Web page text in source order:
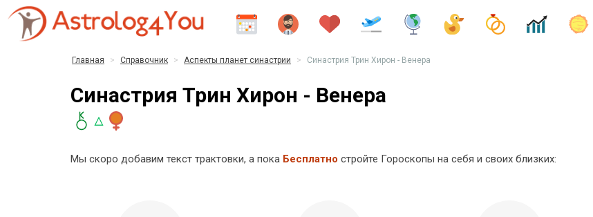
Главная Справочник Аспекты планет синастрии Синастрия Трин Хирон - Венера
Синастрия Трин Хирон - Венера
Мы скоро добавим текст трактовки, а пока Бесплатно стройте Гороскопы на себя и своих близких: